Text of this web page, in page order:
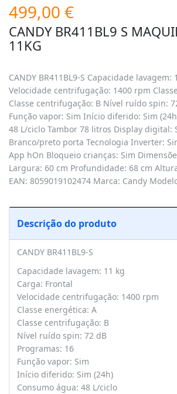
499,00 €
CANDY BR411BL9 S
11KG
CANDY BR411BL9-S Capacidade
Velocidade centrifugação: 1400 rpm
Classe centrifugação: B Nível ruído spin:
Função vapor: Sim Início diferido: Sim
48 L/ciclo Tambor 78 litros Display digital:
Branco/preto porta Tecnologia Inverter:
App hOn Bloqueio crianças: Sim
Largura: 60 cm Profundidade: 68 cm
EAN: 8059019102474 Marca: Candy
Descrição do produto
CANDY BR411BL9-S
Capacidade lavagem: 11 kg
Carga: Frontal
Velocidade centrifugação: 1400 rpm
Classe energética: A
Classe centrifugação: B
Nível ruído spin: 72 dB
Programas: 16
Função vapor: Sim
Início diferido: Sim (24h)
Consumo água: 48 L/ciclo